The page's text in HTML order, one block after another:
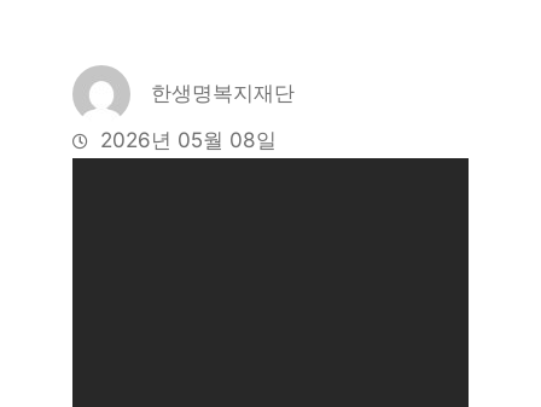
한생명복지재단
2026년 05월 08일